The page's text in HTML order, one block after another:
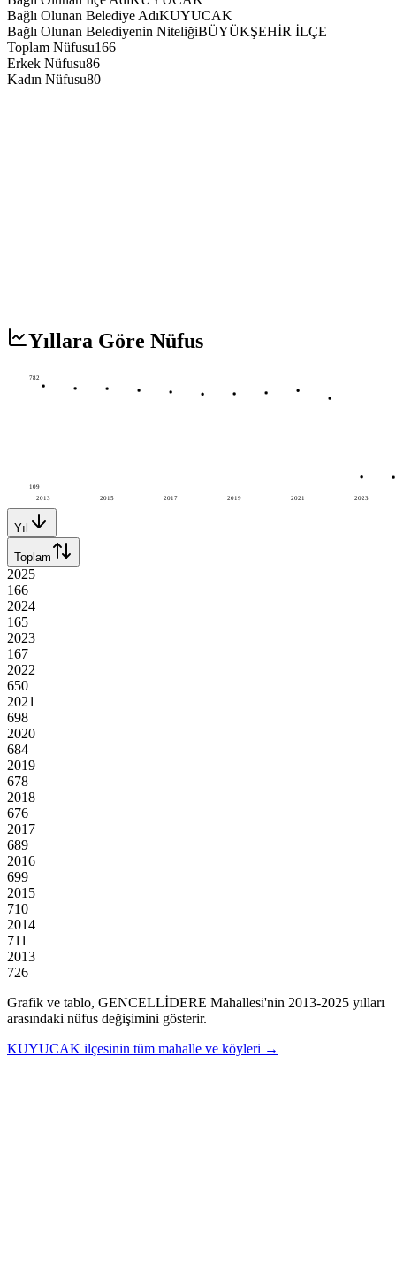
Bağlı Olunan Belediye AdıKUYUCAK
Bağlı Olunan Belediyenin NiteliğiBÜYÜKŞEHİR İLÇE
Toplam Nüfusu166
Erkek Nüfusu86
Kadın Nüfusu80
Yıllara Göre Nüfus
2013 2015 2017 2019 2021 2023
782
109
Yıl
Toplam
2025
166
2024
165
2023
167
2022
650
2021
698
2020
684
2019
678
2018
676
2017
689
2016
699
2015
710
2014
711
2013
726
Grafik ve tablo, GENCELLİDERE Mahallesi'nin 2013-2025 yılları
arasındaki nüfus değişimini gösterir.
KUYUCAK ilçesinin tüm mahalle ve köyleri →